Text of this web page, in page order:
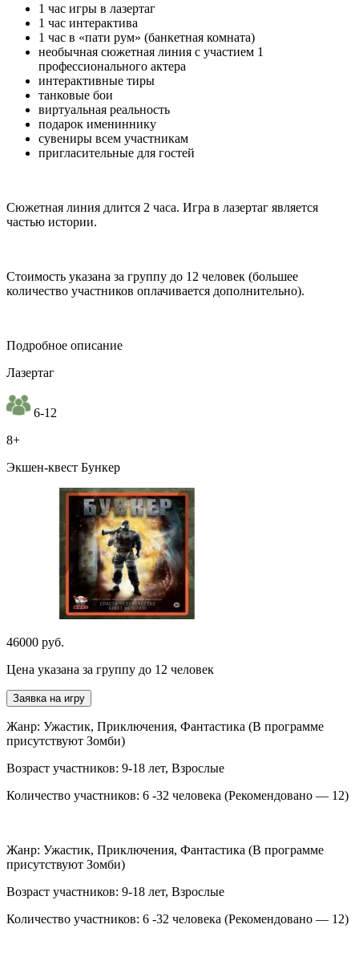
1 час игры в лазертаг
1 час интерактива
1 час в «пати рум» (банкетная комната)
необычная сюжетная линия с участием 1
профессионального актера
интерактивные тиры
танковые бои
виртуальная реальность
подарок имениннику
сувениры всем участникам
пригласительные для гостей
Сюжетная линия длится 2 часа. Игра в лазертаг является
частью истории.
Стоимость указана за группу до 12 человек (большее
количество участников оплачивается дополнительно).
Подробное описание
Лазертаг
6-12
8+
Экшен-квест Бункер
46000 руб.
Цена указана за группу до 12 человек
Заявка на игру
Жанр: Ужастик, Приключения, Фантастика (В программе
присутствуют Зомби)
Возраст участников: 9-18 лет, Взрослые
Количество участников: 6 -32 человека (Рекомендовано — 12)
Жанр: Ужастик, Приключения, Фантастика (В программе
присутствуют Зомби)
Возраст участников: 9-18 лет, Взрослые
Количество участников: 6 -32 человека (Рекомендовано — 12)